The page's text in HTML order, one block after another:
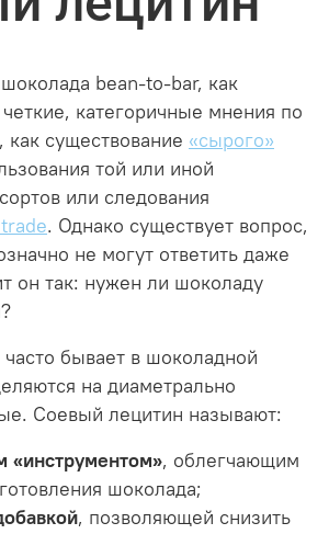
bean-to-bar, как
категоричные мнения по
существование «сырого»
той или иной
или следования
. Однако существует вопрос,
не могут ответить даже
он так: нужен ли шоколаду
бывает в шоколадной
на диаметрально
Соевый лецитин называют:
«инструментом», облегчающим
шоколада;
, позволяющей снизить